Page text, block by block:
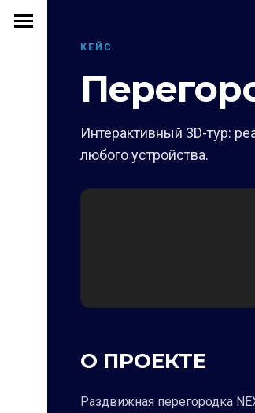
КЕЙС
Интерактивный 3D-тур:
любого устройства.
О ПРОЕКТЕ
Раздвижная перегородка